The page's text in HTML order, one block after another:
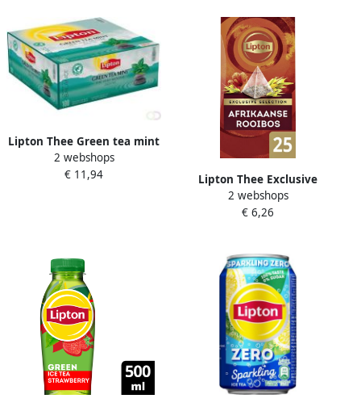
Lipton Thee Green tea mint
met envelop 100stuks
2 webshops
€ 11,94
Lipton Thee Exclusive
Afrikaanse Rooibos 25
piramidezakjes
2 webshops
€ 6,26